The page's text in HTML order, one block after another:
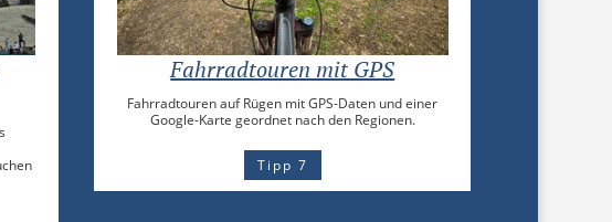
Fahrradtouren mit GPS
Fahrradtouren auf Rügen mit GPS-Daten und einer
Google-Karte geordnet nach den Regionen.
Tipp 7